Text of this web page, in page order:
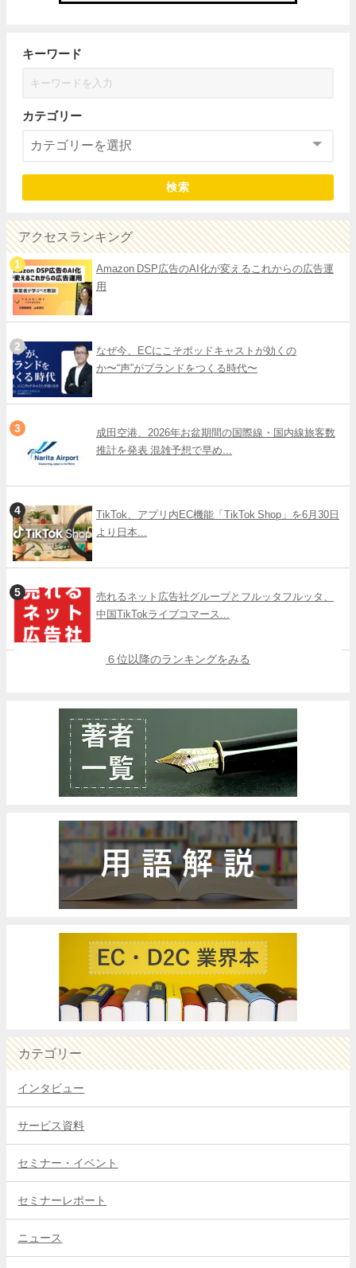
キーワード
カテゴリー
検索
アクセスランキング
Amazon DSP広告のAI化が変えるこれからの広告運
用
なぜ今、ECにこそポッドキャストが効くの
か〜“声”がブランドをつくる時代〜
成田空港、2026年お盆期間の国際線・国内線旅客数
推計を発表 混雑予想で早め...
TikTok、アプリ内EC機能「TikTok Shop」を6月30日
より日本...
売れるネット広告社グループとフルッタフルッタ、
中国TikTokライブコマース...
６位以降のランキングをみる
カテゴリー
インタビュー
サービス資料
セミナー・イベント
セミナーレポート
ニュース